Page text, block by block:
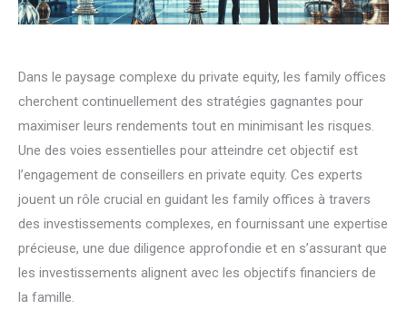
Dans le paysage complexe du private equity, les family offices
cherchent continuellement des stratégies gagnantes pour
maximiser leurs rendements tout en minimisant les risques.
Une des voies essentielles pour atteindre cet objectif est
l’engagement de conseillers en private equity. Ces experts
jouent un rôle crucial en guidant les family offices à travers
des investissements complexes, en fournissant une expertise
précieuse, une due diligence approfondie et en s’assurant que
les investissements alignent avec les objectifs financiers de
la famille.